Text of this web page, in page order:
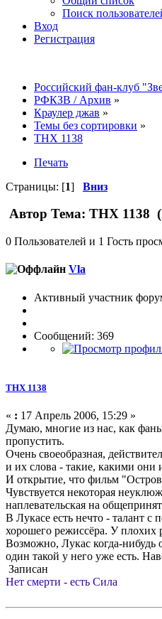
Поиск
Вход
Регистрация
Российский фан-клуб
РФКЗВ / Архив »
Краулер джав »
Темы без сортировки »
ТНХ 1138
Печать
Страницы: [1] Вниз
Автор Тема: ТНХ 1138
0 Пользователей и 1 Гость
Vla
Активный участник
Сообщений: 369
ТНХ 1138
« : 17 Апрель 2006, 15:29 »
Думаю, многие из нас, как
пропустить.
Очень своеобразная,
и их слова - такие, какими
И открытие, что фильм
Чувствуется некоторая
наплевательская на
В Лукасе есть нечто - талант
хорошего режиссёра. У плохих
Возможно, Лукас когда-нибудь
один такой у него уже есть.
Записан
Нет смерти - есть Сила